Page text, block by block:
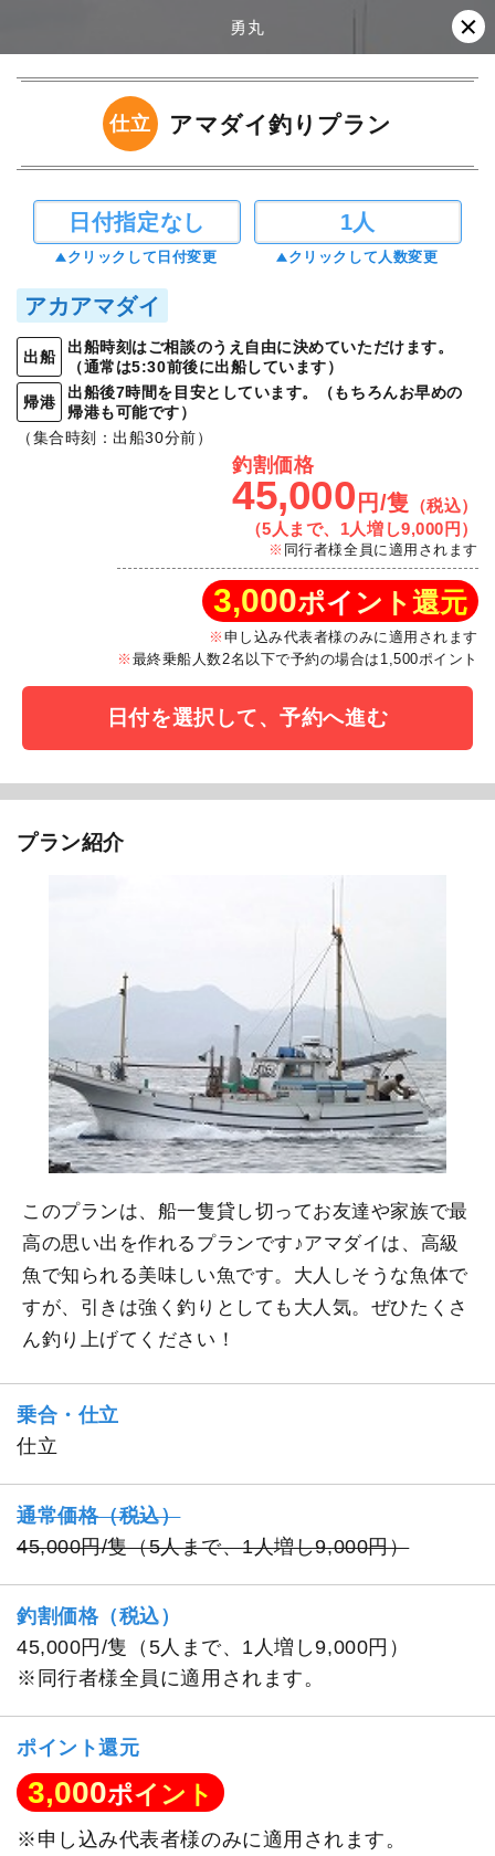
勇丸
仕立 アマダイ釣りプラン
日付指定なし
クリックして日付変更
1人
クリックして人数変更
アカアマダイ
出船
出船時刻はご相談のうえ自由に決めていただけます。
（通常は5:30前後に出船しています）
帰港
出船後7時間を目安としています。（もちろんお早めの
帰港も可能です）
（集合時刻：出船30分前）
釣割価格
45,000 円/隻
（税込）
（5人まで、1人増し9,000円）
同行者様全員に適用されます
3,000ポイント還元
申し込み代表者様のみに適用されます
最終乗船人数2名以下で予約の場合は1,500ポイント
日付を選択して、予約へ進む
プラン紹介
このプランは、船一隻貸し切ってお友達や家族で最
高の思い出を作れるプランです♪アマダイは、高級
魚で知られる美味しい魚です。大人しそうな魚体で
すが、引きは強く釣りとしても大人気。ぜひたくさ
ん釣り上げてください！
乗合・仕立
仕立
通常価格（税込）
45,000円/隻（5人まで、1人増し9,000円）
釣割価格（税込）
45,000円/隻（5人まで、1人増し9,000円）
※同行者様全員に適用されます。
ポイント還元
3,000ポイント
※申し込み代表者様のみに適用されます。